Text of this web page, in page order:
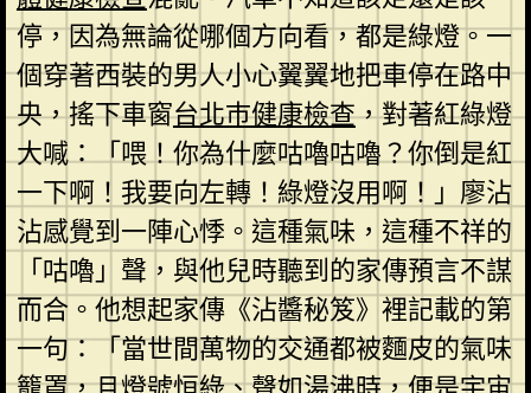
停，因為無論從哪個方向看，都是綠燈。一
個穿著西裝的男人小心翼翼地把車停在路中
央，搖下車窗台北巿健康檢查，對著紅綠燈
大喊：「喂！你為什麼咕嚕咕嚕？你倒是紅
一下啊！我要向左轉！綠燈沒用啊！」廖沾
沾感覺到一陣心悸。這種氣味，這種不祥的
「咕嚕」聲，與他兒時聽到的家傳預言不謀
而合。他想起家傳《沾醬秘笈》裡記載的第
一句：「當世間萬物的交通都被麵皮的氣味